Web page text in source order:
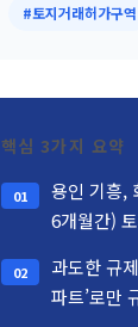
#토지거래허가구역
핵심 3가지 요약
01
용인 기흥,
6개월간)
02
과도한 규
파트’로만